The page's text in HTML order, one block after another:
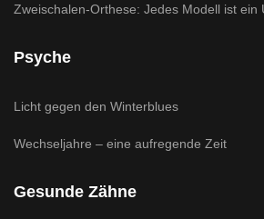
Zweischalen-Orthese: Jedes Modell ist ein
Psyche
Licht gegen den Winterblues
Wechseljahre – eine aufregende Zeit
Gesunde Zähne